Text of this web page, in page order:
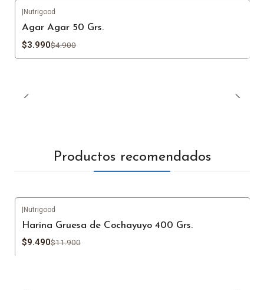
Nutrigood
Agar Agar 50 Grs.
$3.990$4.900
Productos recomendados
|Nutrigood
Harina Gruesa de Cochayuyo 400 Grs.
$9.490$11.900